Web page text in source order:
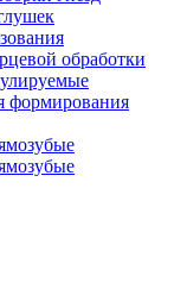
обработки
формирования